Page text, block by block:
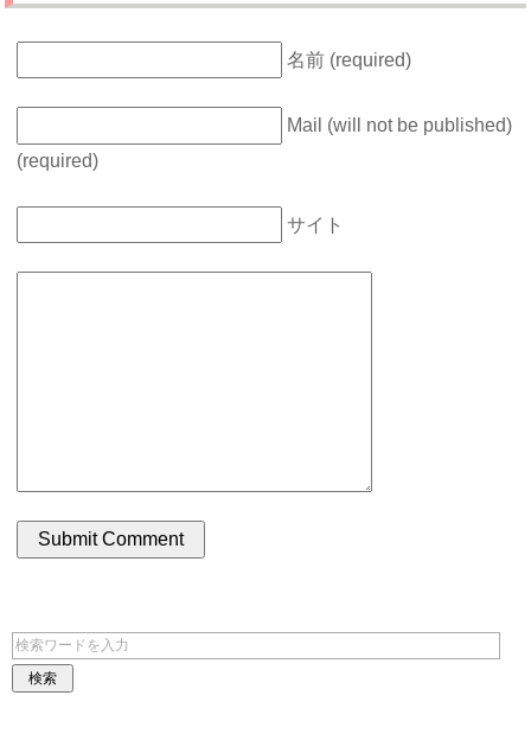
名前 (required)
Mail (will not be published)
(required)
サイト